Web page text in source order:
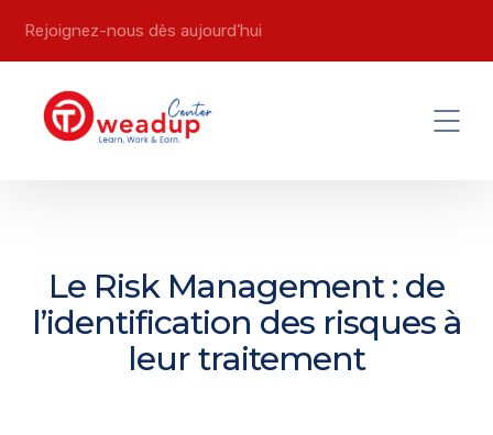
Rejoignez-nous dès aujourd’hui
Le Risk Management : de
l’identification des risques à
leur traitement